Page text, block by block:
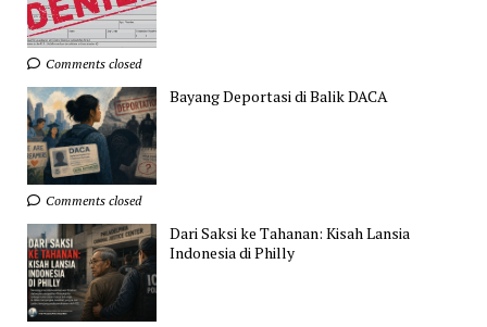
Comments closed
Bayang Deportasi di Balik DACA
Comments closed
Dari Saksi ke Tahanan: Kisah Lansia
Indonesia di Philly